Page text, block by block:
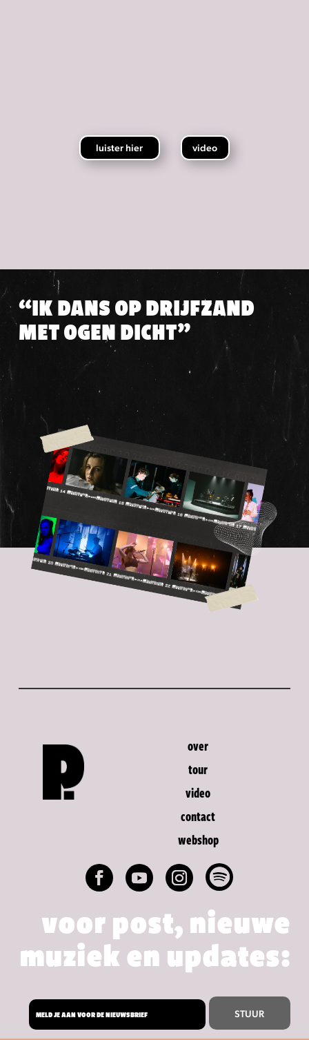
luister hier video
“IK DANS OP DRIJFZAND
MET OGEN DICHT”
over
tour
video
contact
webshop
voor post, nieuwe
muziek en updates:
STUUR